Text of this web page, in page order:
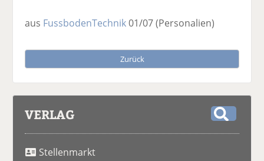
aus FussbodenTechnik01/07(Personalien)
Zurück
VERLAG
Stellenmarkt